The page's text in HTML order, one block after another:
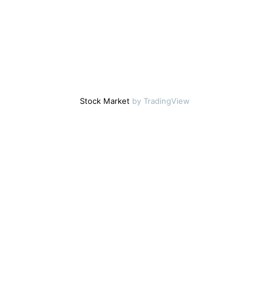
Stock Market by TradingView